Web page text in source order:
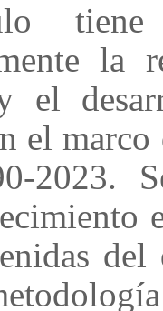
la
el
el
2023.